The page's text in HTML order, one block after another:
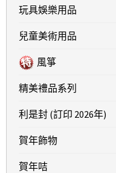
玩具娛樂用品
兒童美術用品
風箏
精美禮品系列
利是封 (訂印 2026年)
賀年飾物
賀年咭